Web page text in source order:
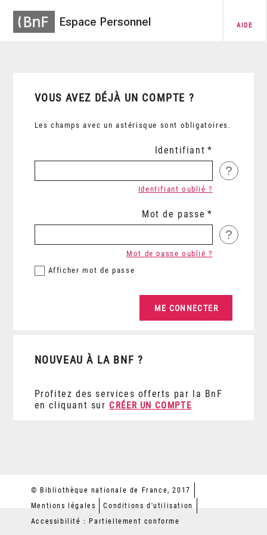
Espace Personnel AIDE
VOUS AVEZ DÉJÀ UN COMPTE ?
Les champs avec un astérisque sont obligatoires.
Identifiant
?
Identifiant oublié ?
Mot de passe
?
Afficher mot de passe
Mot de passe oublié ?
NOUVEAU À LA BNF ?
Profitez des services offerts par la BnF
en cliquant sur CRÉER UN COMPTE
© Bibliothèque nationale de France, 2017
Mentions légales
Conditions d'utilisation
Accessibilité : Partiellement conforme